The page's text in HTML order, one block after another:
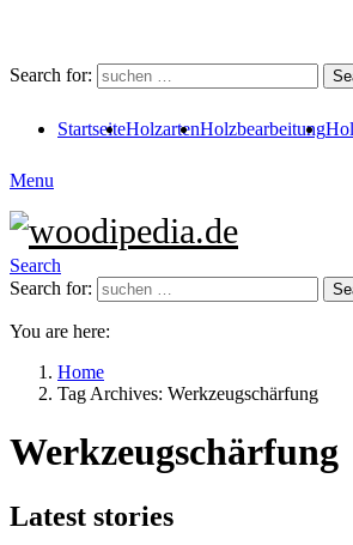
Search for:
StartseiteHolzartenHolzbearbeitung
Menu
Search
Search for:
You are here:
Home
Tag Archives: Werkzeugschärfung
Werkzeugschärfung
Latest stories